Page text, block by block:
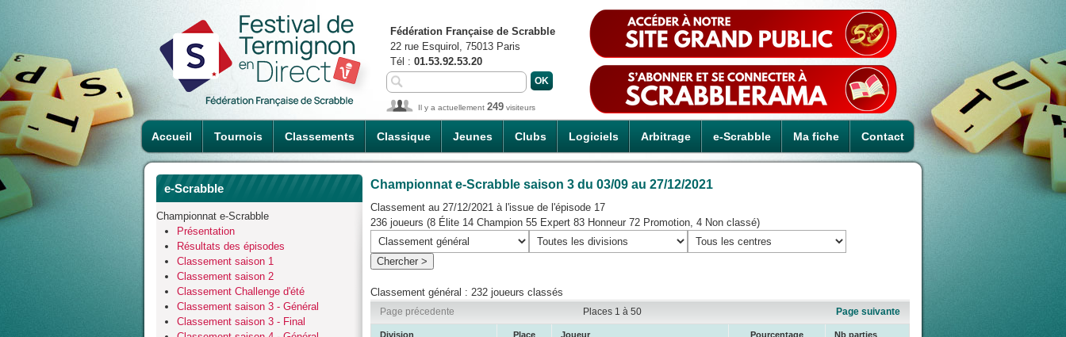
Accueil Tournois Classements Classique Jeunes Clubs Logiciels Arbitrage e-Scrabble Ma fiche Contact
Fédération Française de Scrabble
22 rue Esquirol, 75013 Paris
Tél : 01.53.92.53.20
Il y a actuellement 249 visiteurs
e-Scrabble
Championnat e-Scrabble
Présentation
Résultats des épisodes
Classement saison 1
Classement saison 2
Classement Challenge d'été
Classement saison 3 - Général
Classement saison 3 - Final
Championnat e-Scrabble saison 3 du 03/09 au 27/12/2021
Classement au 27/12/2021 à l'issue de l'épisode 17
236 joueurs (8 Élite 14 Champion 55 Expert 83 Honneur 72 Promotion, 4 Non classé)
Classement général : 232 joueurs classés
Page précedente Places 1 à 50 Page suivante
Division Place Joueur Pourcentage Nb parties